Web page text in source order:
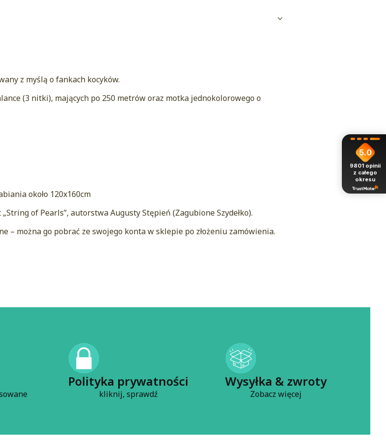
z myślą o fankach kocyków.
(3 nitki), mających po 250 metrów oraz motka jednokolorowego o
około 120x160cm
of Pearls”, autorstwa Augusty Stępień (Zagubione Szydełko).
– można go pobrać ze swojego konta w sklepie po złożeniu zamówienia.
Polityka prywatności
kliknij, sprawdź
Wysyłka & zwroty
Zobacz więcej
5.0
9801 opinii
z całego
okresu